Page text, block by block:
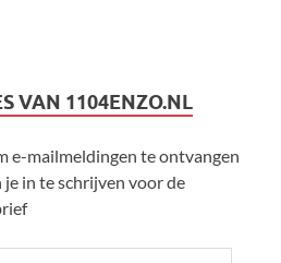
VAN 1104ENZO.NL
e-mailmeldingen te ontvangen
in te schrijven voor de